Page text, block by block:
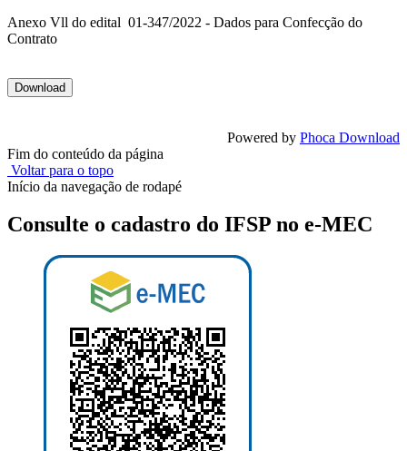
Anexo Vll do edital 01-347/2022 - Dados para Confecção do
Contrato
Powered by Phoca Download
Fim do conteúdo da página
Voltar para o topo
Início da navegação de rodapé
Consulte o cadastro do IFSP no e-MEC